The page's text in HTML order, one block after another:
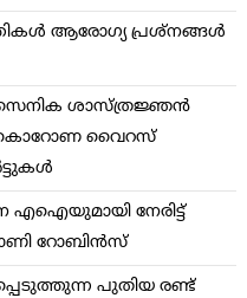
ആരോഗ്യ പ്രശ്നങ്ങള്‍
ശാസ്ത്രജ്ഞന്‍
കൊറോണ വൈറസ്
എഐയുമായി നേരിട്ട്
റോബിന്‍സ്
പുതിയ രണ്ട്